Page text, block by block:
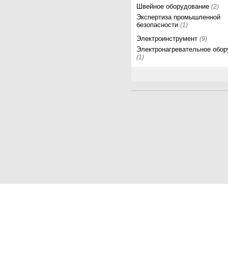
Швейное оборудование(2)
Экспертиза промышленной
безопасности(1)
Электроинструмент(9)
Электронагревательное
(1)